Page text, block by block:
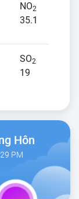
NO2
35.1
SO2
19
Hôn
PM